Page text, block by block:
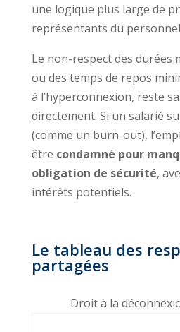
une logique plus large de
représentants du
Le non-respect des durées
ou des temps de repos
à l’hyperconnexion, reste
directement. Si un salarié
(comme un burn-out),
être condamné pour
obligation de sécurité,
intérêts potentiels.
Le tableau des
partagées
Droit à la